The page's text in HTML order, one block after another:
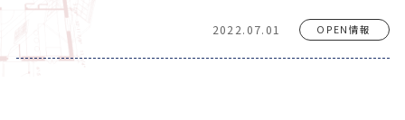
2022.07.01 OPEN情報